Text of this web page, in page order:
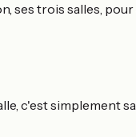
ses trois salles,
c'est simplement